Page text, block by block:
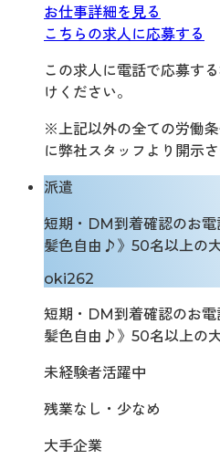
お仕事詳細を見る
こちらの求人に応募する
この求人に電話で応募す
けください。
※上記以外の全ての労働
に弊社スタッフより開示さ
派遣
短期・DM到着確認のお電
髪色自由♪》50名以上の
oki262
短期・DM到着確認のお電
髪色自由♪》50名以上の
未経験者活躍中
残業なし・少なめ
大手企業